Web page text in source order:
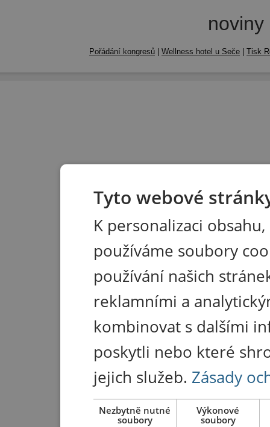
Pořádání kongresů | Wellness hotel u Seče | Tisk
Tyto webové
K personalizaci
používáme soubory
používání našich
reklamními a
kombinovat s dalšími
poskytli nebo které
jejich služeb. Zásady
Nezbytně nutné
soubory
Výkonové
soubory